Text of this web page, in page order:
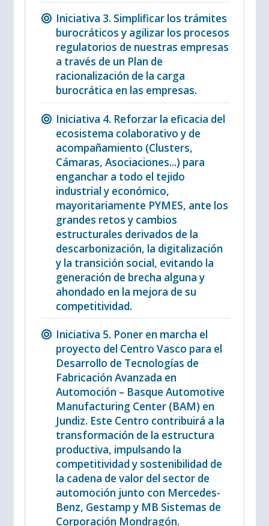
Iniciativa 3. Simplificar los trámites
burocráticos y agilizar los procesos
regulatorios de nuestras empresas
a través de un Plan de
racionalización de la carga
burocrática en las empresas.
Iniciativa 4. Reforzar la eficacia del
ecosistema colaborativo y de
acompañamiento (Clusters,
Cámaras, Asociaciones...) para
enganchar a todo el tejido
industrial y económico,
mayoritariamente PYMES, ante los
grandes retos y cambios
estructurales derivados de la
descarbonización, la digitalización
y la transición social, evitando la
generación de brecha alguna y
ahondado en la mejora de su
competitividad.
Iniciativa 5. Poner en marcha el
proyecto del Centro Vasco para el
Desarrollo de Tecnologías de
Fabricación Avanzada en
Automoción – Basque Automotive
Manufacturing Center (BAM) en
Jundiz. Este Centro contribuirá a la
transformación de la estructura
productiva, impulsando la
competitividad y sostenibilidad de
la cadena de valor del sector de
automoción junto con Mercedes-
Benz, Gestamp y MB Sistemas de
Corporación Mondragón.